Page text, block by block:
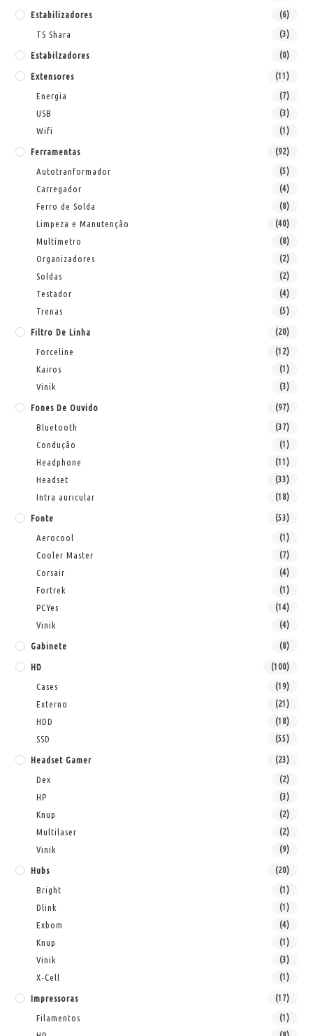
Estabilizadores (6)
TS Shara (3)
Estabilzadores (0)
Extensores (11)
Energia (7)
USB (3)
Wifi (1)
Ferramentas (92)
Autotranformador (5)
Carregador (4)
Ferro de Solda (8)
Limpeza e Manutenção (40)
Multímetro (8)
Organizadores (2)
Soldas (2)
Testador (4)
Trenas (5)
Filtro De Linha (20)
Forceline (12)
Kairos (1)
Vinik (3)
Fones De Ouvido (97)
Bluetooth (37)
Condução (1)
Headphone (11)
Headset (33)
Intra auricular (18)
Fonte (53)
Aerocool (1)
Cooler Master (7)
Corsair (4)
Fortrek (1)
PCYes (14)
Vinik (4)
Gabinete (8)
HD (100)
Cases (19)
Externo (21)
HDD (18)
SSD (55)
Headset Gamer (23)
Dex (2)
HP (3)
Knup (2)
Multilaser (2)
Vinik (9)
Hubs (20)
Bright (1)
Dlink (1)
Exbom (4)
Knup (1)
Vinik (3)
X-Cell (1)
Impressoras (17)
Filamentos (1)